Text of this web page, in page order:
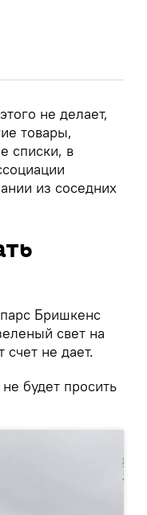
не делает,
товары,
списки, в
из соседних
Бришкенс
свет на
не дает.
будет просить